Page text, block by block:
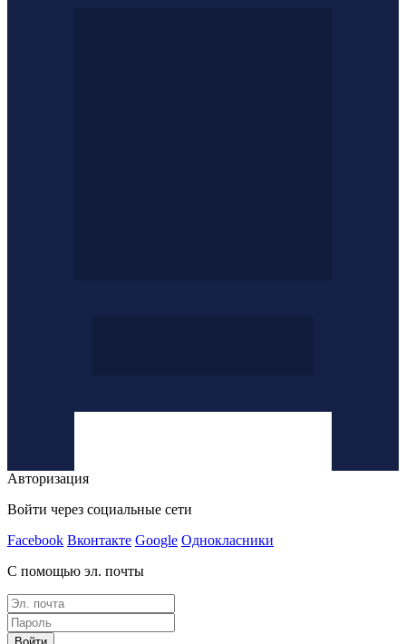
Авторизация
Войти через социальные сети
Facebook Вконтакте Google Однокласники
С помощью эл. почты